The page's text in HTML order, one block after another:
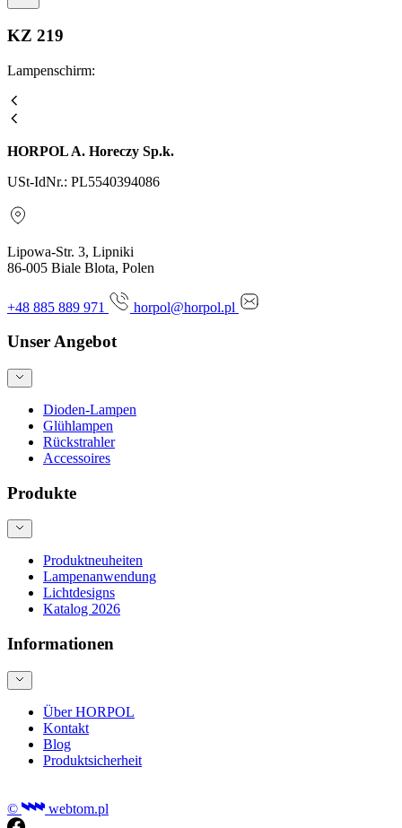
KZ 219
Lampenschirm:
HORPOL A. Horeczy Sp.k.
USt-IdNr.: PL5540394086
Lipowa-Str. 3, Lipniki
86-005 Biale Blota, Polen
+48 885 889 971 horpol@horpol.pl
Unser Angebot
Dioden-Lampen
Glühlampen
Rückstrahler
Accessoires
Produkte
Produktneuheiten
Lampenanwendung
Lichtdesigns
Katalog 2026
Informationen
Über HORPOL
Kontakt
Blog
Produktsicherheit
© webtom.pl